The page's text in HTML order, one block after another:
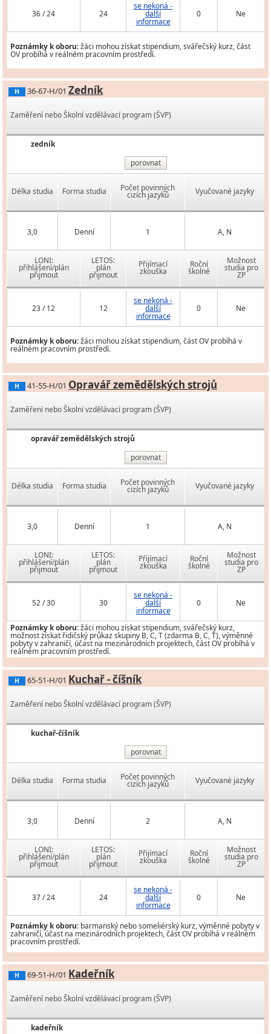
36 / 24 24
se nekoná -
další
informace
0 Ne
Poznámky k oboru:žáci mohou získat stipendium, svářečský kurz, část
OV probíhá v reálném pracovním prostředí.
H 36-67-H/01 Zedník
Zaměření nebo Školní vzdělávací program (ŠVP)
zedník
porovnat
Délka studia Forma studia Počet povinných
cizích jazyků Vyučované jazyky
3,0 Denní 1 A, N
LONI:
přihlášení/plán
přijmout
LETOS:
plán
přijmout
Přijímací
zkouška
Roční
školné
Možnost
studia pro
ZP
23 / 12 12
se nekoná -
další
informace
0 Ne
Poznámky k oboru:žáci mohou získat stipendium, část OV probíhá v
reálném pracovním prostředí.
H 41-55-H/01 Opravář zemědělských strojů
Zaměření nebo Školní vzdělávací program (ŠVP)
opravář zemědělských strojů
porovnat
Délka studia Forma studia Počet povinných
cizích jazyků Vyučované jazyky
3,0 Denní 1 A, N
LONI:
přihlášení/plán
přijmout
LETOS:
plán
přijmout
Přijímací
zkouška
Roční
školné
Možnost
studia pro
ZP
52 / 30 30
se nekoná -
další
informace
0 Ne
Poznámky k oboru:žáci mohou získat stipendium, svářečský kurz,
možnost získat řidičský průkaz skupiny B, C, T (zdarma B, C, T), výměnné
pobyty v zahraničí, účast na mezinárodních projektech, část OV probíhá v
reálném pracovním prostředí.
H 65-51-H/01 Kuchař - číšník
Zaměření nebo Školní vzdělávací program (ŠVP)
kuchař-číšník
porovnat
Délka studia Forma studia Počet povinných
cizích jazyků Vyučované jazyky
3,0 Denní 2 A, N
LONI:
přihlášení/plán
přijmout
LETOS:
plán
přijmout
Přijímací
zkouška
Roční
školné
Možnost
studia pro
ZP
37 / 24 24
se nekoná -
další
informace
0 Ne
Poznámky k oboru: barmanský nebo someliérský kurz, výměnné pobyty v
zahraničí, účast na mezinárodních projektech, část OV probíhá v reálném
pracovním prostředí.
H 69-51-H/01 Kadeřník
Zaměření nebo Školní vzdělávací program (ŠVP)
kadeřník